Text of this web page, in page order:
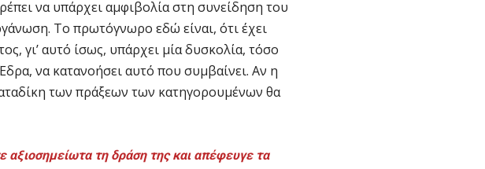
να υπάρχει αμφιβολία στη συνείδηση του
Το πρωτόγνωρο εδώ είναι, ότι έχει
γι’ αυτό ίσως, υπάρχει μία δυσκολία, τόσο
να κατανοήσει αυτό που συμβαίνει. Αν η
των πράξεων των κατηγορουμένων θα
τη δράση της και απέφευγε τα